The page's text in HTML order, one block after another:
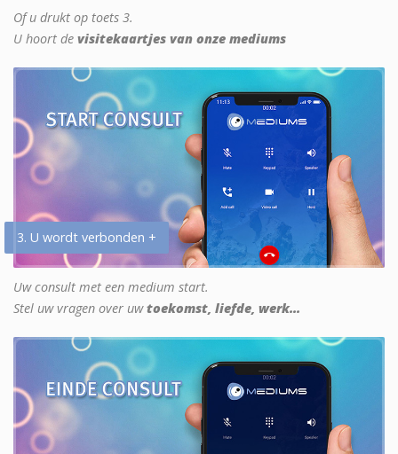
Of u drukt op toets 3.
U hoort de visitekaartjes van onze mediums
3. U wordt verbonden +
Uw consult met een medium start.
Stel uw vragen over uwtoekomst, liefde, werk...